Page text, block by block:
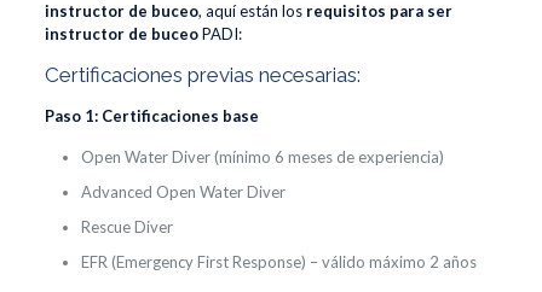
instructor de buceo, aquí están los requisitos para ser
instructor de buceoPADI:
Certificaciones previas necesarias:
Paso 1: Certificaciones base
Open Water Diver (mínimo 6 meses de experiencia)
Advanced Open Water Diver
Rescue Diver
EFR (Emergency First Response) – válido máximo 2 años